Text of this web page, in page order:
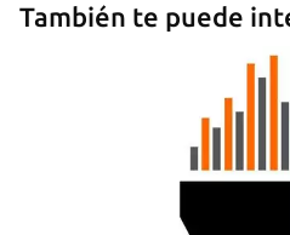
Guardar como favorito
Para poder guardar como
También te puede